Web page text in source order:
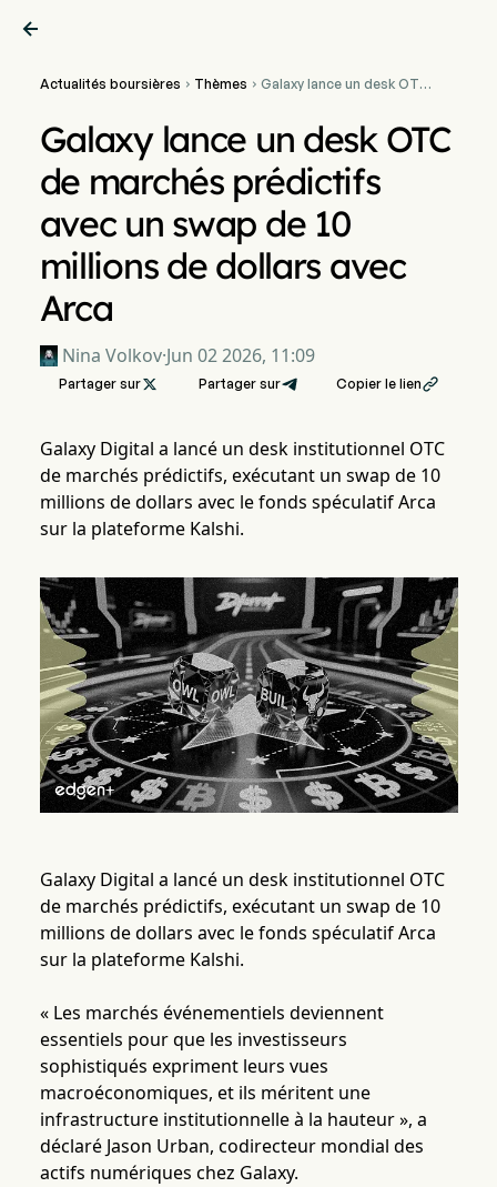

Actualités boursières  Thèmes  Galaxy lance un desk OTC
de dollars avec Arca
Galaxy lance un desk OTC
de marchés prédictifs
avec un swap de 10
millions de dollars avec
Arca
Nina Volkov·Jun 02 2026, 11:09
Partager sur Partager sur Copier le lien
Galaxy Digital a lancé un desk institutionnel OTC
de marchés prédictifs, exécutant un swap de 10
millions de dollars avec le fonds spéculatif Arca
sur la plateforme Kalshi.
Galaxy Digital a lancé un desk institutionnel OTC
de marchés prédictifs, exécutant un swap de 10
millions de dollars avec le fonds spéculatif Arca
sur la plateforme Kalshi.
« Les marchés événementiels deviennent
essentiels pour que les investisseurs
sophistiqués expriment leurs vues
macroéconomiques, et ils méritent une
infrastructure institutionnelle à la hauteur », a
déclaré Jason Urban, codirecteur mondial des
actifs numériques chez Galaxy.